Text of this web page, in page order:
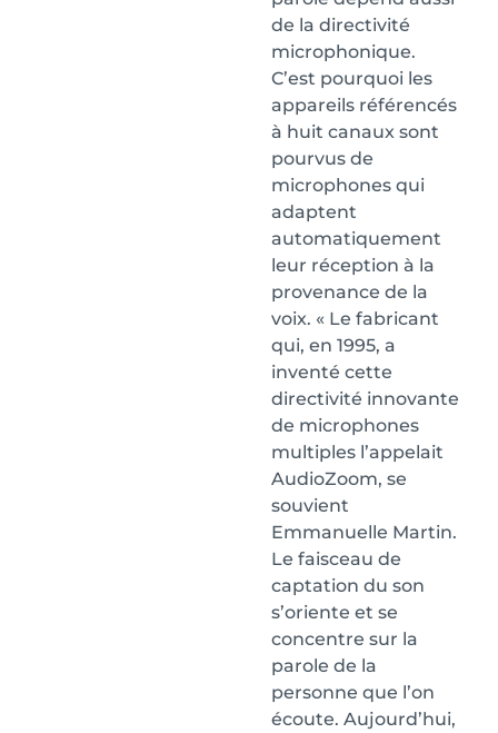
de la directivité
microphonique.
C’est pourquoi les
appareils référencés
à huit canaux sont
pourvus de
microphones qui
adaptent
automatiquement
leur réception à la
provenance de la
voix. « Le fabricant
qui, en 1995, a
inventé cette
directivité innovante
de microphones
multiples l’appelait
AudioZoom, se
souvient
Emmanuelle Martin.
Le faisceau de
captation du son
s’oriente et se
concentre sur la
parole de la
personne que l’on
écoute. Aujourd’hui,